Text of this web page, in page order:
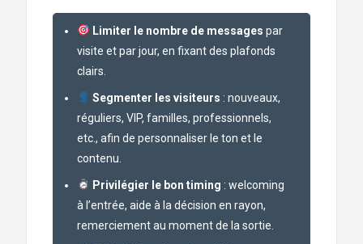
Limiter le nombre de messages par
visite et par jour, en fixant des plafonds
clairs.
Segmenter les visiteurs : nouveaux,
réguliers, VIP, familles, professionnels,
etc., afin de personnaliser le ton et le
contenu.
Privilégier le bon timing : welcoming
à l’entrée, aide à la décision en rayon,
remerciement au moment de la sortie.